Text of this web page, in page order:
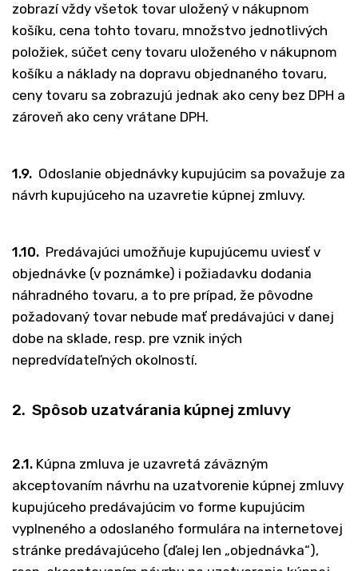
zobrazí vždy všetok tovar uložený v nákupnom
košíku, cena tohto tovaru, množstvo jednotlivých
položiek, súčet ceny tovaru uloženého v nákupnom
košíku a náklady na dopravu objednaného tovaru,
ceny tovaru sa zobrazujú jednak ako ceny bez DPH a
zároveň ako ceny vrátane DPH.
1.9. Odoslanie objednávky kupujúcim sa považuje za
návrh kupujúceho na uzavretie kúpnej zmluvy.
1.10. Predávajúci umožňuje kupujúcemu uviesť v
objednávke (v poznámke) i požiadavku dodania
náhradného tovaru, a to pre prípad, že pôvodne
požadovaný tovar nebude mať predávajúci v danej
dobe na sklade, resp. pre vznik iných
nepredvídateľných okolností.
2. Spôsob uzatvárania kúpnej zmluvy
2.1. Kúpna zmluva je uzavretá záväzným
akceptovaním návrhu na uzatvorenie kúpnej zmluvy
kupujúceho predávajúcim vo forme kupujúcim
vyplneného a odoslaného formulára na internetovej
stránke predávajúceho (ďalej len „objednávka“),